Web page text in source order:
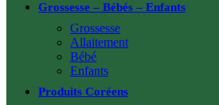
Grossesse – Bébés – Enfants
Grossesse
Allaitement
Bébé
Enfants
Produits Coréens